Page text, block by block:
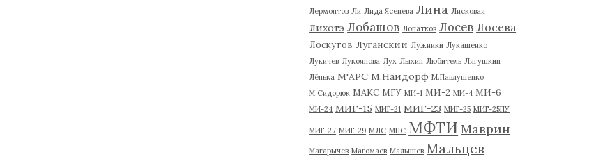
Лермонтов Ли Лида Ясенева Лина Лисковая
Лихотэ Лобашов Лопатков Лосев Лосева
Лоскутов Луганский Лужники Лукашенко
Лукичев Лукоянова Лух Лыхин Любитель Лягушкин
Лёнька М'АРС М.Найдорф М.Павлушенко
М.Сидорюк МАКС МГУ МИ-1 МИ-2 МИ-4 МИ-6
МИ-24 МИГ-15 МИГ-21 МИГ-23 МИГ-25 МИГ-25ПУ
МИГ-27 МИГ-29 МЛС МПС МФТИ Маврин
Магарычев Магомаев Малышев Мальцев